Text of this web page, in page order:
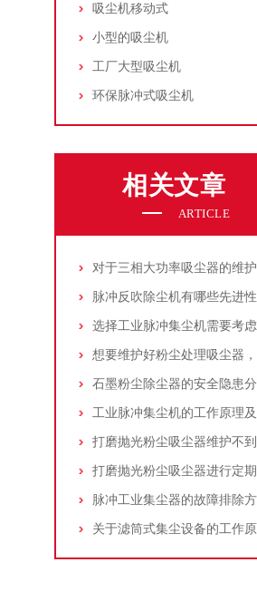
吸尘机移动式
小型的吸尘机
工厂大型吸尘机
环保脉冲式吸尘机
相关文章
ARTICLE
脉冲反吹除尘机有哪些先进性